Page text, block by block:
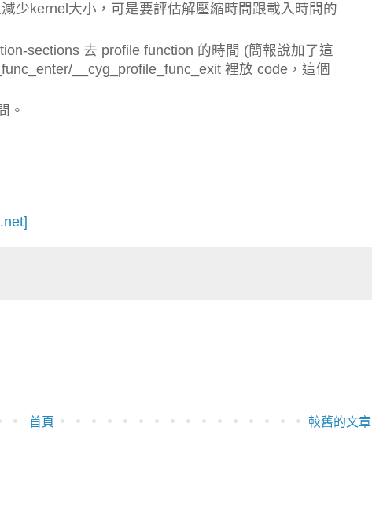
少kernel大小，可是要評估解壓縮時間跟載入時間的
sections 去 profile function 的時間 (簡報說加了這
__cyg_profile_func_exit 裡放 code，這個
。
較舊的文章
首頁